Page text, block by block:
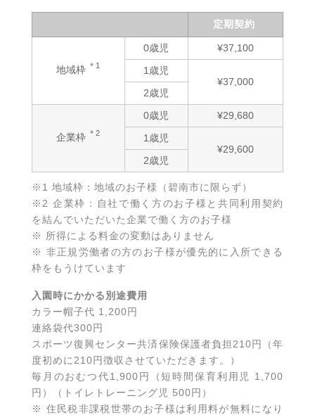
定期契約
地域枠 ＊1
0歳児
¥37,100
1歳児
¥37,000
2歳児
企業枠 ＊2
0歳児
¥29,680
1歳児
¥29,600
2歳児
※1 地域枠：地域のお子様（碧南市に限らず）
※2 企業枠：自社で働く方のお子様と共同利用契約
を結んでいただいた企業で働く方のお子様
※ 所得による料金の変動はありません
※ 非正規労働者の方のお子様が優先的に入所できる
枠をもうけています
入園時にかかる別途費用
カラー帽子代 1,200円
連絡袋代300円
スポーツ復興センター共済保険保護者負担210円（年
度初めに210円徴収させていただきます。）
毎月のおむつ代1,900円（短時間保育利用児 1,700
円）（トイレトレーニング児 500円）
※ 住民税非課税世帯のお子様は利用料が無料になり